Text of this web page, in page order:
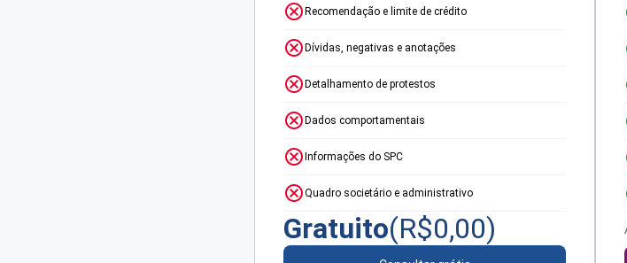
Recomendação e limite de crédito
Dívidas, negativas e anotações
Detalhamento de protestos
Dados comportamentais
Informações do SPC
Quadro societário e administrativo
Gratuito(R$0,00)